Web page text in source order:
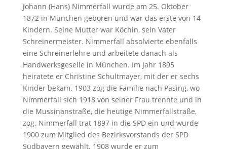
Johann (Hans) Nimmerfall wurde am 25. Oktober
1872 in München geboren und war das erste von 14
Kindern. Seine Mutter war Köchin, sein Vater
Schreinermeister. Nimmerfall absolvierte ebenfalls
eine Schreinerlehre und arbeitete danach als
Handwerksgeselle in München. Im Jahr 1895
heiratete er Christine Schultmayer, mit der er sechs
Kinder bekam. 1903 zog die Familie nach Pasing, wo
Nimmerfall sich 1918 von seiner Frau trennte und in
die Mussinanstraße, die heutige Nimmerfallstraße,
zog. Nimmerfall trat 1897 in die SPD ein und wurde
1900 zum Mitglied des Bezirksvorstands der SPD
Südbayern gewählt. 1908 wurde er zum